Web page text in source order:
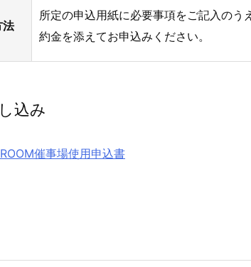
法
所定の申込用紙に必要事項をご記入の
約金を添えてお申込みください。
込み
催事場使用申込書